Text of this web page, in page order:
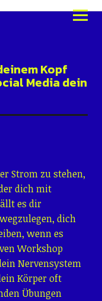
Kopf
Media dein
Strom zu stehen,
dich mit
es dir
dich
wenn es
Workshop
Nervensystem
Körper oft
Übungen